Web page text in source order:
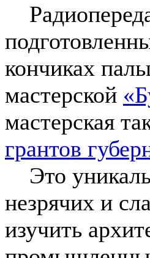
кончиках
мастерской
мастерская
грантов
Это
незрячих и
изучить